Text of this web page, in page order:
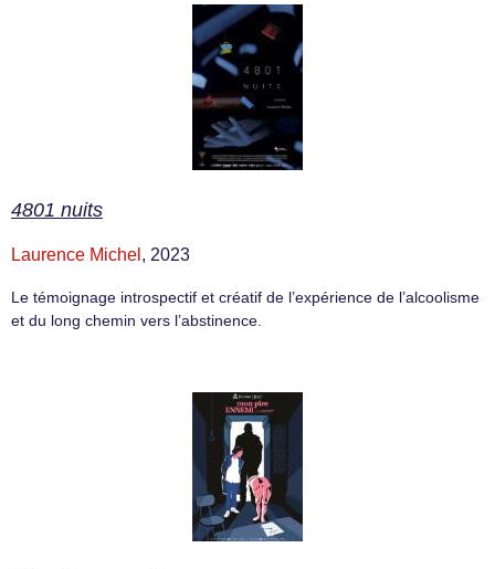
4801 nuits
Laurence Michel , 2023
Le témoignage introspectif et créatif de l’expérience de l’alcoolisme
et du long chemin vers l’abstinence.